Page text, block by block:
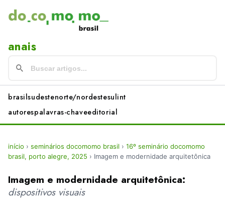
anais
brasilsudestenorte/nordestesulint
autorespalavras-chaveeditorial
início › seminários docomomo brasil › 16º seminário docomomo
brasil, porto alegre, 2025 › Imagem e modernidade arquitetônica
Imagem e modernidade arquitetônica:
dispositivos visuais